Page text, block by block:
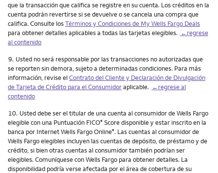
que la transacción que califica se registre en su cuenta. Los créditos en la
cuenta podrán revertirse si se devuelve o se cancela una compra que
califica. Consulte losTérminos y Condiciones de My Wells Fargo Deals
para obtener detalles aplicables a todas las tarjetas elegibles. ←regrese
al contenido
Nota
9. Usted no será responsable por las transacciones no autorizadas que
se reporten sin demora, sujeto a determinadas condiciones. Para más
información, revise elContrato del Cliente y Declaración de Divulgación
de Tarjeta de Crédito para el Consumidoraplicable. ←regrese al
contenido
Nota
10. Usted debe ser el titular de una cuenta al consumidor de Wells Fargo
elegible con una Puntuación FICO® Score disponible y estar inscrito en la
banca por Internet Wells Fargo Online®. Las cuentas al consumidor de
Wells Fargo elegibles incluyen las cuentas de depósito, de préstamo y de
crédito, si bien otras cuentas al consumidor también podrían ser
elegibles. Comuníquese con Wells Fargo para obtener detalles. La
disponibilidad podría verse afectada por el área de cobertura de su